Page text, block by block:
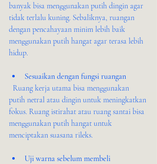
banyak bisa menggunakan putih dingin agar
tidak terlalu kuning. Sebaliknya, ruangan
dengan pencahayaan minim lebih baik
menggunakan putih hangat agar terasa lebih
hidup.
Sesuaikan dengan fungsi ruangan
putih netral atau dingin untuk meningkatkan
fokus. Ruang istirahat atau ruang santai bisa
menggunakan putih hangat untuk
menciptakan suasana rileks.
Uji warna sebelum membeli